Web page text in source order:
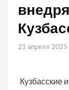
21 апреля 2025
Кузбасские